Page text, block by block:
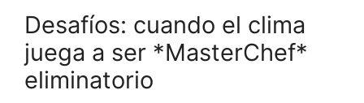
Desafíos: cuando el clima
juega a ser *MasterChef*
eliminatorio